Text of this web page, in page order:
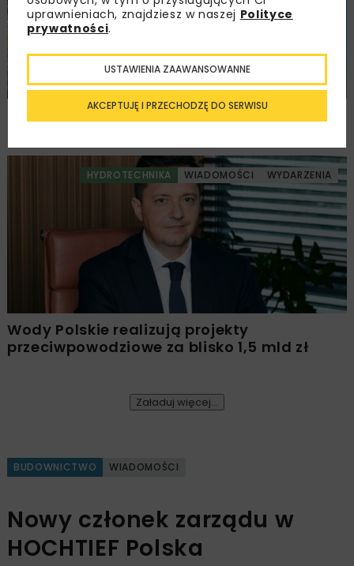
NIK: samowole budowlane w Pomorskiem
HYDROTECHNIKA WIADOMOŚCI WYDARZENIA
Wody Polskie realizują projekty
przeciwpowodziowe za blisko 1,5 mld zł
Załaduj więcej...
BUDOWNICTWO WIADOMOŚCI
Nowy członek zarządu w
HOCHTIEF Polska
uprawnieniach, znajdziesz w naszej Polityce
prywatności.
AKCEPTUJĘ I PRZECHODZĘ DO SERWISU
USTAWIENIA ZAAWANSOWANNE